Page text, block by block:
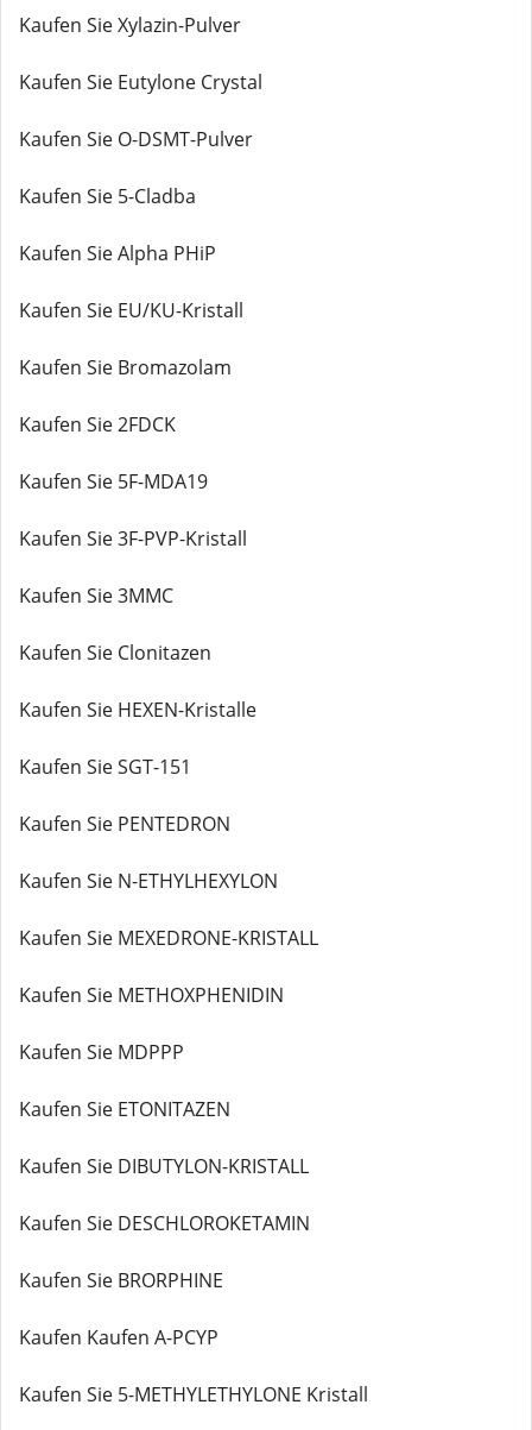
Kaufen Sie Xylazin-Pulver
Kaufen Sie Eutylone Crystal
Kaufen Sie O-DSMT-Pulver
Kaufen Sie 5-Cladba
Kaufen Sie Alpha PHiP
Kaufen Sie EU/KU-Kristall
Kaufen Sie Bromazolam
Kaufen Sie 2FDCK
Kaufen Sie 5F-MDA19
Kaufen Sie 3F-PVP-Kristall
Kaufen Sie 3MMC
Kaufen Sie Clonitazen
Kaufen Sie HEXEN-Kristalle
Kaufen Sie SGT-151
Kaufen Sie PENTEDRON
Kaufen Sie N-ETHYLHEXYLON
Kaufen Sie MEXEDRONE-KRISTALL
Kaufen Sie METHOXPHENIDIN
Kaufen Sie MDPPP
Kaufen Sie ETONITAZEN
Kaufen Sie DIBUTYLON-KRISTALL
Kaufen Sie DESCHLOROKETAMIN
Kaufen Sie BRORPHINE
Kaufen Kaufen A-PCYP
Kaufen Sie 5-METHYLETHYLONE Kristall